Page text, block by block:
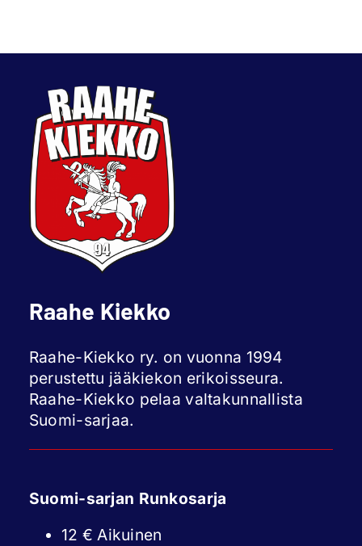
Raahe Kiekko
Raahe-Kiekko ry. on vuonna 1994
perustettu jääkiekon erikoisseura.
Raahe-Kiekko pelaa valtakunnallista
Suomi-sarjaa.
Suomi-sarjan Runkosarja
12 € Aikuinen